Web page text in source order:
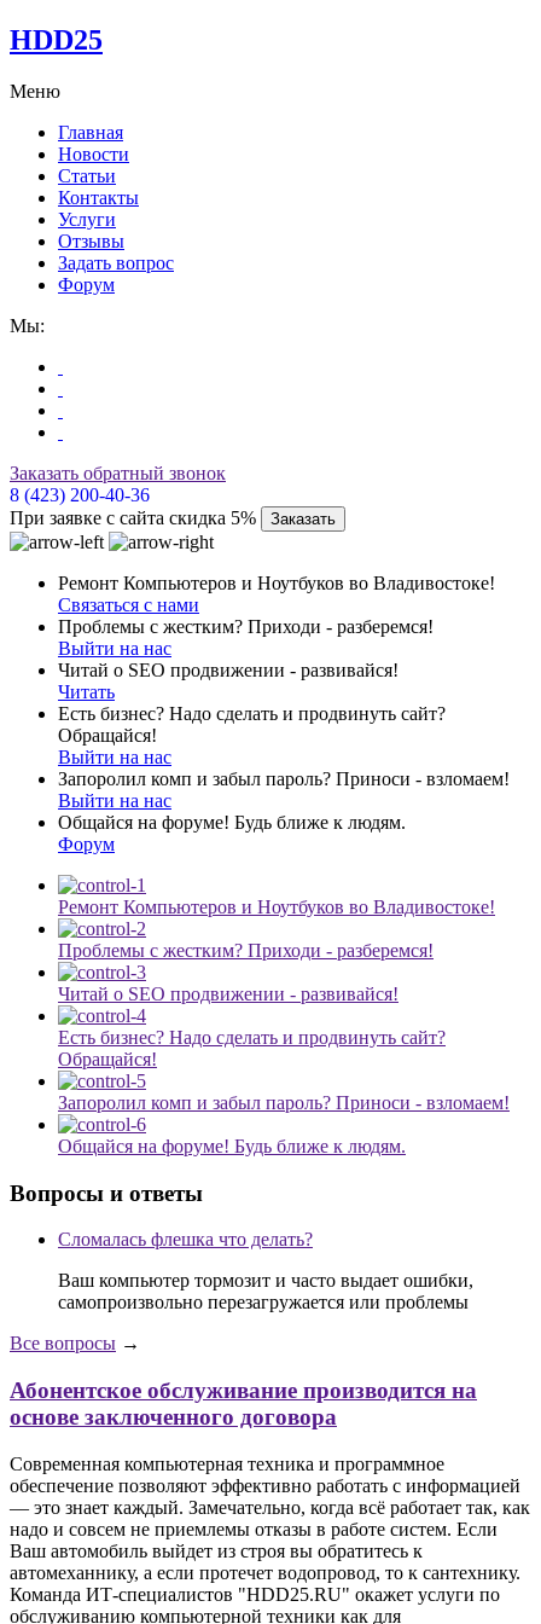
HDD25
Меню
Главная
Новости
Статьи
Контакты
Услуги
Отзывы
Задать вопрос
Форум
Мы:
Заказать обратный звонок
8 (423) 200-40-36
При заявке с сайта скидка 5%
Заказать
Ремонт Компьютеров и Ноутбуков во Владивостоке!
Связаться с нами
Проблемы с жестким? Приходи - разберемся!
Выйти на нас
Читай о SEO продвижении - развивайся!
Читать
Есть бизнес? Надо сделать и продвинуть сайт?
Обращайся!
Выйти на нас
Запоролил комп и забыл пароль? Приноси - взломаем!
Выйти на нас
Общайся на форуме! Будь ближе к людям.
Форум
Ремонт Компьютеров и Ноутбуков во Владивостоке!
Проблемы с жестким? Приходи - разберемся!
Читай о SEO продвижении - развивайся!
Есть бизнес? Надо сделать и продвинуть сайт?
Обращайся!
Запоролил комп и забыл пароль? Приноси - взломаем!
Общайся на форуме! Будь ближе к людям.
Вопросы и ответы
Сломалась флешка что делать?
Ваш компьютер тормозит и часто выдает ошибки,
самопроизвольно перезагружается или проблемы
Все вопросы →
Абонентское обслуживание производится на
основе заключенного договора
Современная компьютерная техника и программное
обеспечение позволяют эффективно работать с информацией
— это знает каждый. Замечательно, когда всё работает так, как
надо и совсем не приемлемы отказы в работе систем. Если
Ваш автомобиль выйдет из строя вы обратитесь к
автомеханнику, а если протечет водопровод, то к сантехнику.
Команда ИТ-специалистов "HDD25.RU" окажет услуги по
обслуживанию компьютерной техники как для